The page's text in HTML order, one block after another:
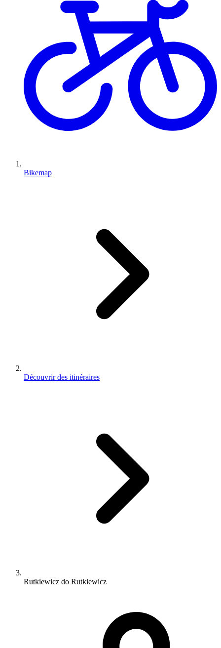
Bikemap
Découvrir des itinéraires
Rutkiewicz do Rutkiewicz